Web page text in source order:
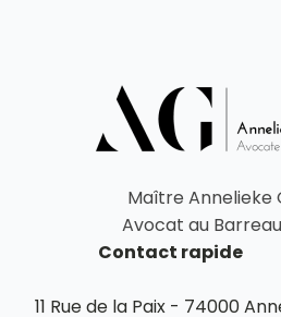
Maître Annelieke
Avocat au
Contact rapide
11 Rue de la Paix - 74000